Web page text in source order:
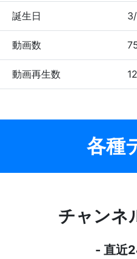
誕生日
動画数
動画再生数
各種
チャンネ
- 直近